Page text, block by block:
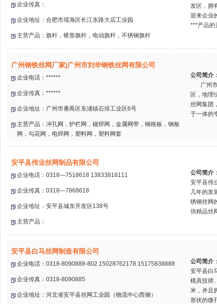
企业传真：
企业地址：合肥市瑶海区长江东路大店工业园
主营产品：旗杆，锥形旗杆，电动旗杆，不锈钢旗杆
发区，拥
迎来企业
***产品的
广州钢铁丝网厂家|广州市刘华钢铁丝网有限公司
企业电话：******
企业传真：******
企业地址：广州市番禺区东涌镇石排工业区6号
主营产品：冲孔网，护栏网，碰焊网，金属网带，钢格板，钢板
网，勾花网，电焊网，塑料网，塑料网套
公司简介
广州市
区，地理
丝网集团
于一体的
安平县伟业丝网制品有限公司
企业电话：0318—7518618 13833818111
企业传真：0318—7868618
企业地址：安平县城东开发区138号
主营产品：
公司简介
安平县伟
几年的发
锈钢丝网
供精品丝
安平县白马丝网制造有限公司
企业电话：0318-8090888-802 15028762178 15175838888
企业传真：0318-8090885
企业地址：河北省安平县丝网工业园（物流中心西侧）
公司简介
安平县白
模具技师
米，并且
形状的微